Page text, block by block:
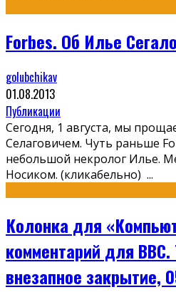
Forbes. Об Илье
golubchikav
01.08.2013
Публикации
Сегодня, 1 августа, мы
Селаговичем. Чуть раньше
небольшой некролог Илье.
Носиком. (кликабельно) ...
Колонка для
комментарий для
внезапное закрытие,